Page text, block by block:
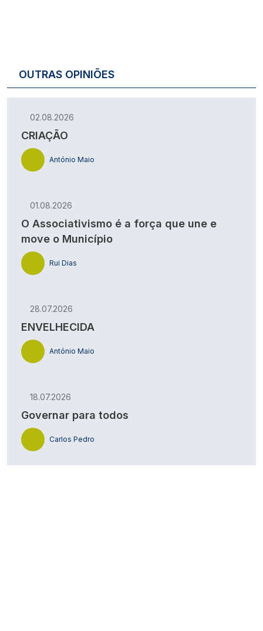
OUTRAS OPINIÕES
02.08.2026
CRIAÇÃO
António Maio
01.08.2026
O Associativismo é a força que une e
move o Município
Rui Dias
28.07.2026
ENVELHECIDA
António Maio
18.07.2026
Governar para todos
Carlos Pedro